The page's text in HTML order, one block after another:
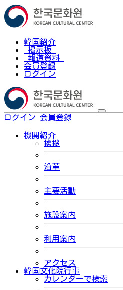
韓国紹介
掲示板
報道資料
会員登録
ログイン
ログイン 会員登録
機関紹介
挨拶
沿革
主要活動
施設案内
利用案内
アクセス
韓国文化院行事
カレンダーで検索